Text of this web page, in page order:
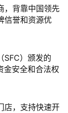
，背靠中国领先
信誉和资源优
SFC）颁发的
金安全和合法权
店，支持快速开